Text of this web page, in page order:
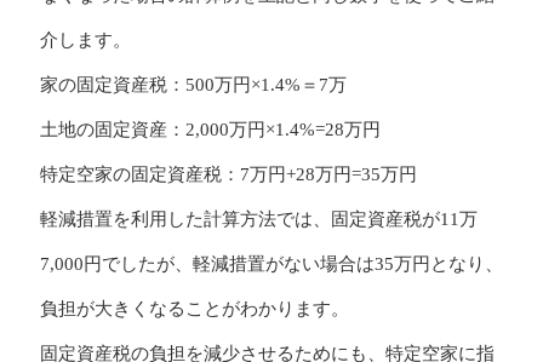
介します。
家の固定資産税：500万円×1.4%＝7万
土地の固定資産：2,000万円×1.4%=28万円
特定空家の固定資産税：7万円+28万円=35万円
軽減措置を利用した計算方法では、固定資産税が11万
7,000円でしたが、軽減措置がない場合は35万円となり、
負担が大きくなることがわかります。
固定資産税の負担を減少させるためにも、特定空家に指